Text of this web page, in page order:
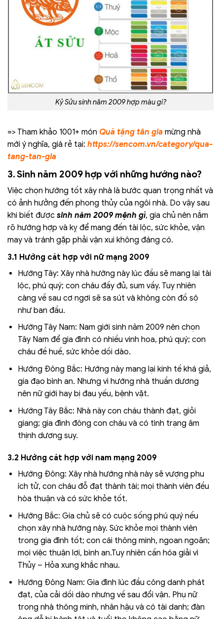
Kỷ Sửu sinh năm 2009 hợp màu gì?
=> Tham khảo 1001+ món Quà tặng tân gia mừng nhà
mới ý nghĩa, giá rẻ tại: https://sencom.vn/category/qua-
tang-tan-gia
3. Sinh năm 2009 hợp với những hướng nào?
Việc chọn hướng tốt xây nhà là bước quan trọng nhất và
có ảnh hưởng đến phong thủy của ngôi nhà. Do vậy sau
khi biết được sinh năm 2009 mệnh gì, gia chủ nên nắm
rõ hướng hợp và kỵ để mang đến tài lộc, sức khỏe, vận
may và tránh gặp phải vận xui không đáng có.
3.1 Hướng cát hợp với nữ mạng 2009
Hướng Tây: Xây nhà hướng này lúc đầu sẽ mang lại tài
lộc, phú quý; con cháu đầy đủ, sum vầy. Tuy nhiên
càng về sau cơ ngơi sẽ sa sút và không còn đồ sộ
như ban đầu.
Hướng Tây Nam: Nam giới sinh năm 2009 nên chọn
Tây Nam để gia đình có nhiều vinh hoa, phú quý; con
cháu đề huề, sức khỏe dồi dào.
Hướng Đông Bắc: Hướng này mang lại kinh tế khá giả,
gia đạo bình an. Nhưng vì hướng nhà thuần dương
nên nữ giới hay bị đau yếu, bệnh vặt.
Hướng Tây Bắc: Nhà này con cháu thành đạt, giỏi
giang; gia đình đông con cháu và có tình trạng âm
thịnh dương suy.
3.2 Hướng cát hợp với nam mạng 2009
Hướng Đông: Xây nhà hướng nhà này sẽ vượng phu
ích tử, con cháu đỗ đạt thành tài; mọi thành viên đều
hòa thuận và có sức khỏe tốt.
Hướng Bắc: Gia chủ sẽ có cuộc sống phú quý nếu
chọn xây nhà hướng này. Sức khỏe mọi thành viên
trong gia đình tốt; con cái thông minh, ngoan ngoãn;
mọi việc thuận lợi, bình an.Tuy nhiên cần hóa giải vì
Thủy – Hỏa xung khắc nhau.
Hướng Đông Nam: Gia đình lúc đầu công danh phát
đạt, của cải dồi dào nhưng về sau đổi vận. Phụ nữ
trong nhà thông minh, nhân hậu và có tài danh; đàn